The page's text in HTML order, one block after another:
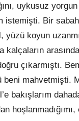
uykusuz
istemişti. Bir
yüzü koyun
çıkarmıştı.
beni mahvetmişti.
bakışlarım